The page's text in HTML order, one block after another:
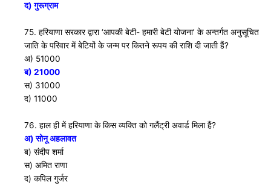
द) गुरूग्राम
75. हरियाणा सरकार द्वारा ‘आपकी बेटी- हमारी बेटी योजना’ के अन्तर्गत अनुसूचित
जाति के परिवार में बेटियों के जन्म पर कितने रूपय की राशि दी जाती हैं?
अ) 51000
ब) 21000
स) 31000
द) 11000
76. हाल ही में हरियाणा के किस व्यक्ति को गलैंट्री अवार्ड मिला हैं?
अ) सोनू अहलावत
ब) संदीप शर्मा
स) अमित राणा
द) कपिल गुर्जर